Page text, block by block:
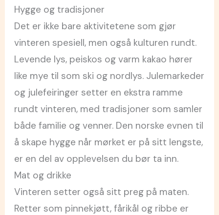
Hygge og tradisjoner
Det er ikke bare aktivitetene som gjør
vinteren spesiell, men også kulturen rundt.
Levende lys, peiskos og varm kakao hører
like mye til som ski og nordlys. Julemarkeder
og julefeiringer setter en ekstra ramme
rundt vinteren, med tradisjoner som samler
både familie og venner. Den norske evnen til
å skape hygge når mørket er på sitt lengste,
er en del av opplevelsen du bør ta inn.
Mat og drikke
Vinteren setter også sitt preg på maten.
Retter som pinnekjøtt, fårikål og ribbe er